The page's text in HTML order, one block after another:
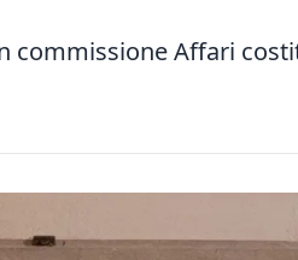
commissione Affari